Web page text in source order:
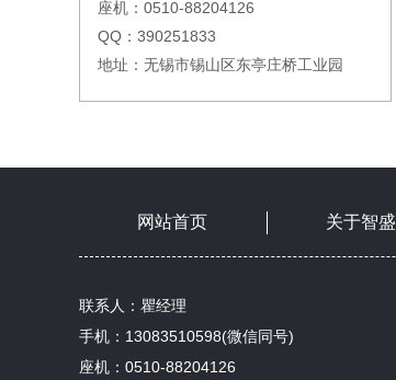
座机：0510-88204126
QQ：390251833
地址：无锡市锡山区东亭庄桥工业园
网站首页 关于智盛
联系人：瞿经理
手机：13083510598(微信同号)
座机：0510-88204126